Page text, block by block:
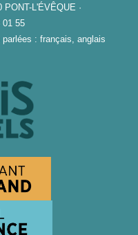
L'ÉVÊQUE ·
01 55
parlées : français, anglais